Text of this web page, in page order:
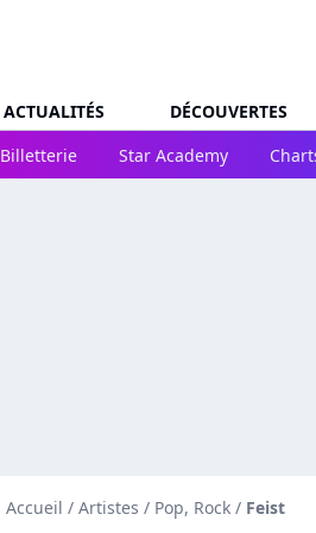
ACTUALITÉS
DÉCOUVERTES
Billetterie
Star Academy
Accueil / Artistes / Pop, Rock / Feist